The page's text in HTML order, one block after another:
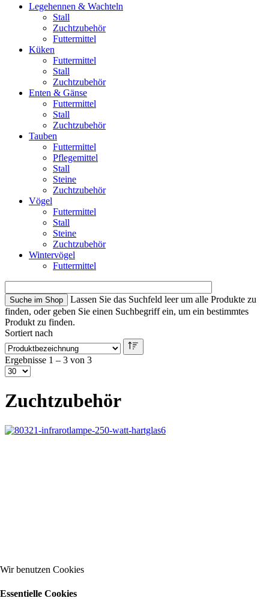
Legehennen & Wachteln
Stall
Zuchtzubehör
Futtermittel
Küken
Futtermittel
Stall
Zuchtzubehör
Enten & Gänse
Futtermittel
Stall
Zuchtzubehör
Tauben
Futtermittel
Pflegemittel
Stall
Steine
Zuchtzubehör
Vögel
Futtermittel
Stall
Steine
Zuchtzubehör
Wintervögel
Futtermittel
Lassen Sie das Suchfeld leer um alle Produkte zu
finden, oder geben Sie einen Suchbegriff ein, um ein bestimmtes
Produkt zu finden.
Sortiert nach
Ergebnisse 1 – 3 von 3
Zuchtzubehör
Wir benutzen Cookies
Essentielle Cookies